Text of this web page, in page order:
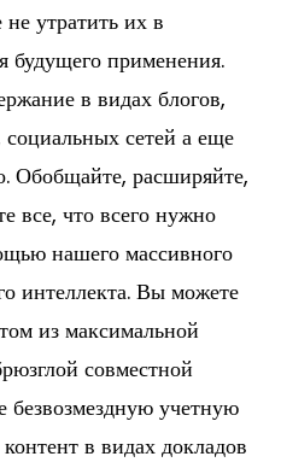
утратить их в
будущего применения.
в видах блогов,
социальных сетей а еще
Обобщайте, расширяйте,
все, что всего нужно
нашего массивного
интеллекта. Вы можете
из максимальной
совместной
безвозмездную учетную
в видах докладов